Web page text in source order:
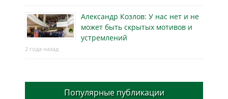
Александр Козлов: У нас нет и не
может быть скрытых мотивов и
устремлений
2 года назад
Популярные публикации